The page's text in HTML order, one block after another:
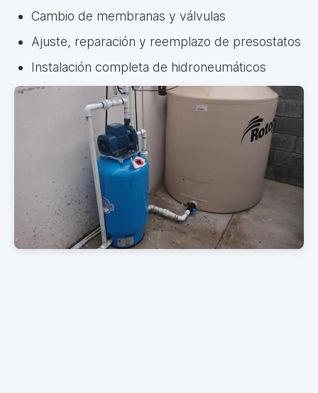
Cambio de membranas y válvulas
Ajuste, reparación y reemplazo de presostatos
Instalación completa de hidroneumáticos